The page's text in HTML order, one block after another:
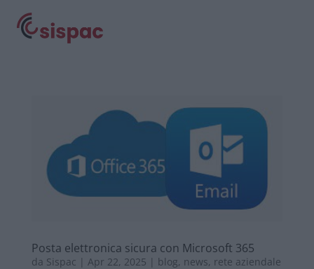
Posta elettronica sicura con Microsoft 365
da Sispac | Apr 22, 2025 | blog, news, rete aziendale